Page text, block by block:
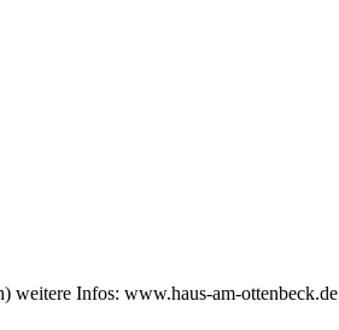
weitere Infos: www.haus-am-ottenbeck.de